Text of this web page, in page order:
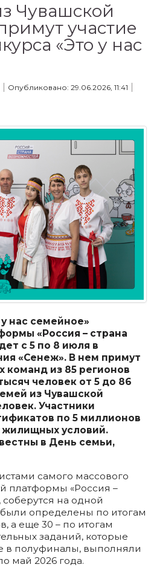
Чувашской
участие
«Это у нас
Опубликовано: 29.06.2026, 11:41
нас семейное»
«Россия – страна
с 5по 8 июля в
«Сенеж».В нем примут
команд из 85регионов
человек от 5 до 86
из Чувашской
Участники
по 5 миллионов
жилищных условий.
в День семьи,
самого массового
платформы «Россия –
на одной
определены по итогам
а еще 30 – по итогам
заданий, которые
в полуфиналы, выполняли
май 2026 года.